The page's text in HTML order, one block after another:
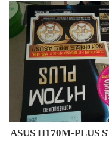
ASUS H170M-PLUS